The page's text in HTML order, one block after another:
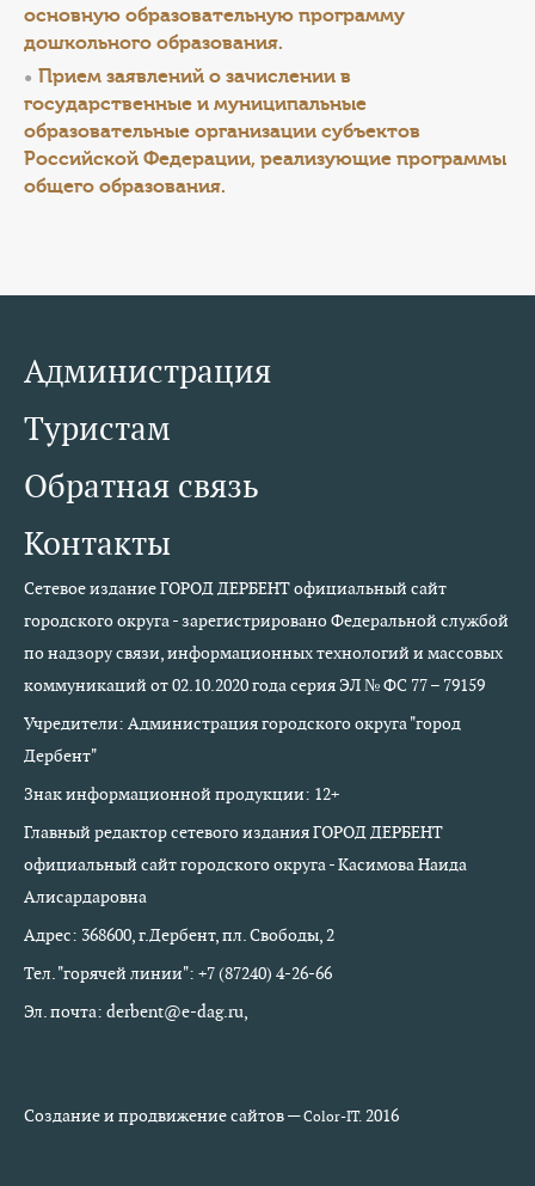
основную образовательную программу
дошкольного образования.
Прием заявлений о зачислении в
государственные и муниципальные
образовательные организации субъектов
Российской Федерации, реализующие программы
общего образования.
Администрация
Туристам
Обратная связь
Контакты
Сетевое издание ГОРОД ДЕРБЕНТ официальный сайт
городского округа - зарегистрировано Федеральной службой
по надзору связи, информационных технологий и массовых
коммуникаций от 02.10.2020 года серия ЭЛ № ФС 77 – 79159
Учредители: Администрация городского округа "город
Дербент"
Знак информационной продукции: 12+
Главный редактор сетевого издания ГОРОД ДЕРБЕНТ
официальный сайт городского округа - Касимова Наида
Алисардаровна
Адрес: 368600, г.Дербент, пл. Свободы, 2
Тел. "горячей линии": +7 (87240) 4-26-66
Эл. почта: derbent@e-dag.ru,
Создание и продвижение сайтов —Color-IT.2016